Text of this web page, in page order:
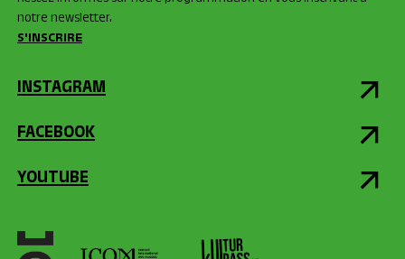
notre newsletter.
S'INSCRIRE
INSTAGRAM
FACEBOOK
YOUTUBE